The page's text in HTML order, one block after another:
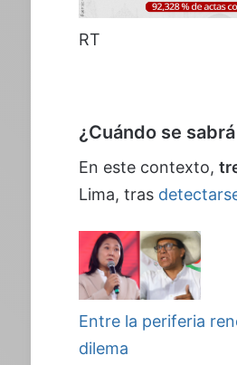
RT
¿Cuándo se
En este contexto,
Lima, tras
Entre la periferia
dilema